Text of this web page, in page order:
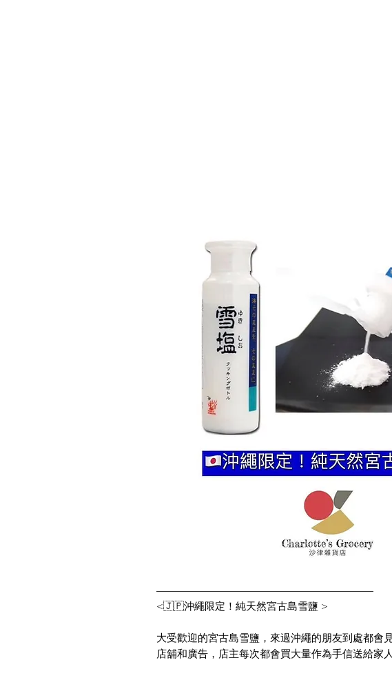
—————————————————————
<🇯🇵沖繩限定！純天然宮古島雪鹽 >
大受歡迎的宮古島雪鹽，來過沖繩的朋友到處都會
店舖和廣告，店主每次都會買大量作為手信送給家人